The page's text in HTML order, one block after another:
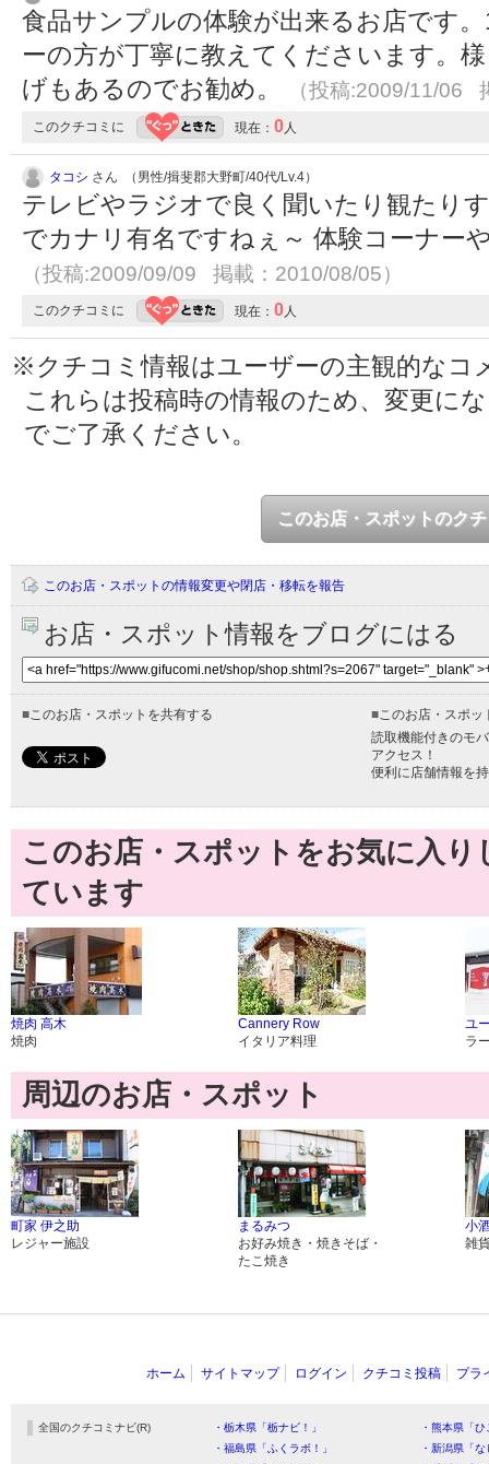
食品サンプルの体験が出来るお店です
ーの方が丁寧に教えてくださいます。
げもあるのでお勧め。
（投稿:2009/11/06
このクチコミに 現在： 0人
タコシ さん （男性/揖斐郡大野町/40代/Lv.4）
テレビやラジオで良く聞いたり観たり
でカナリ有名ですねぇ～ 体験コーナー
（投稿:2009/09/09 掲載：2010/08/05）
このクチコミに 現在： 0人
※クチコミ情報はユーザーの主観的なコ
これらは投稿時の情報のため、変更に
でご了承ください。
このお店・スポットのク
このお店・スポットの情報変更や閉店・移転を報告
お店・スポット情報をブログにはる
■このお店・スポットを共有する ■このお店・スポッ
読取機能付きのモ
アクセス！
便利に店舗情報を
このお店・スポットをお気に入
ています
焼肉 高木
焼肉
Cannery Row
イタリア料理
ユ
ラ
周辺のお店・スポット
町家 伊之助
レジャー施設
まるみつ
お好み焼き・焼きそば・
たこ焼き
小
雑
ホーム サイトマップ ログイン クチコミ投稿 プラ
全国のクチコミナビ(R) ・栃木県「栃ナビ！」
・熊本県「
・福島県「ふくラボ！」
・新潟県「